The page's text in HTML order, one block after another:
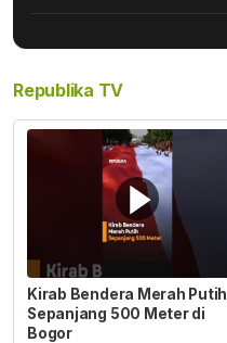
Republika TV
Kirab Bendera Merah Putih
Sepanjang 500 Meter di
Bogor